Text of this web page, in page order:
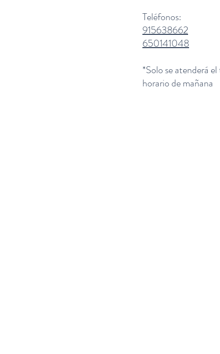
Teléfonos:
915638662
650141048
*Solo se atenderá
horario de mañana